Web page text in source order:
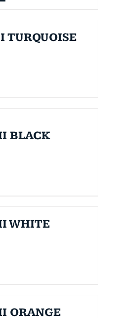
TURQUOISE
BLACK
WHITE
ORANGE